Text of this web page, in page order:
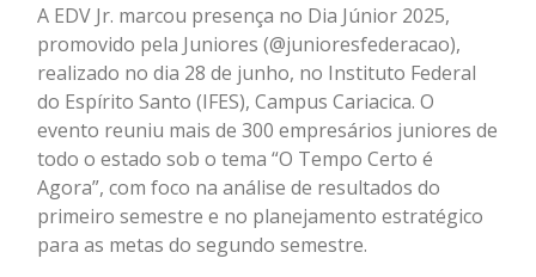
A EDV Jr. marcou presença no Dia Júnior 2025,
promovido pela Juniores (@junioresfederacao),
realizado no dia 28 de junho, no Instituto Federal
do Espírito Santo (IFES), Campus Cariacica. O
evento reuniu mais de 300 empresários juniores de
todo o estado sob o tema “O Tempo Certo é
Agora”, com foco na análise de resultados do
primeiro semestre e no planejamento estratégico
para as metas do segundo semestre.